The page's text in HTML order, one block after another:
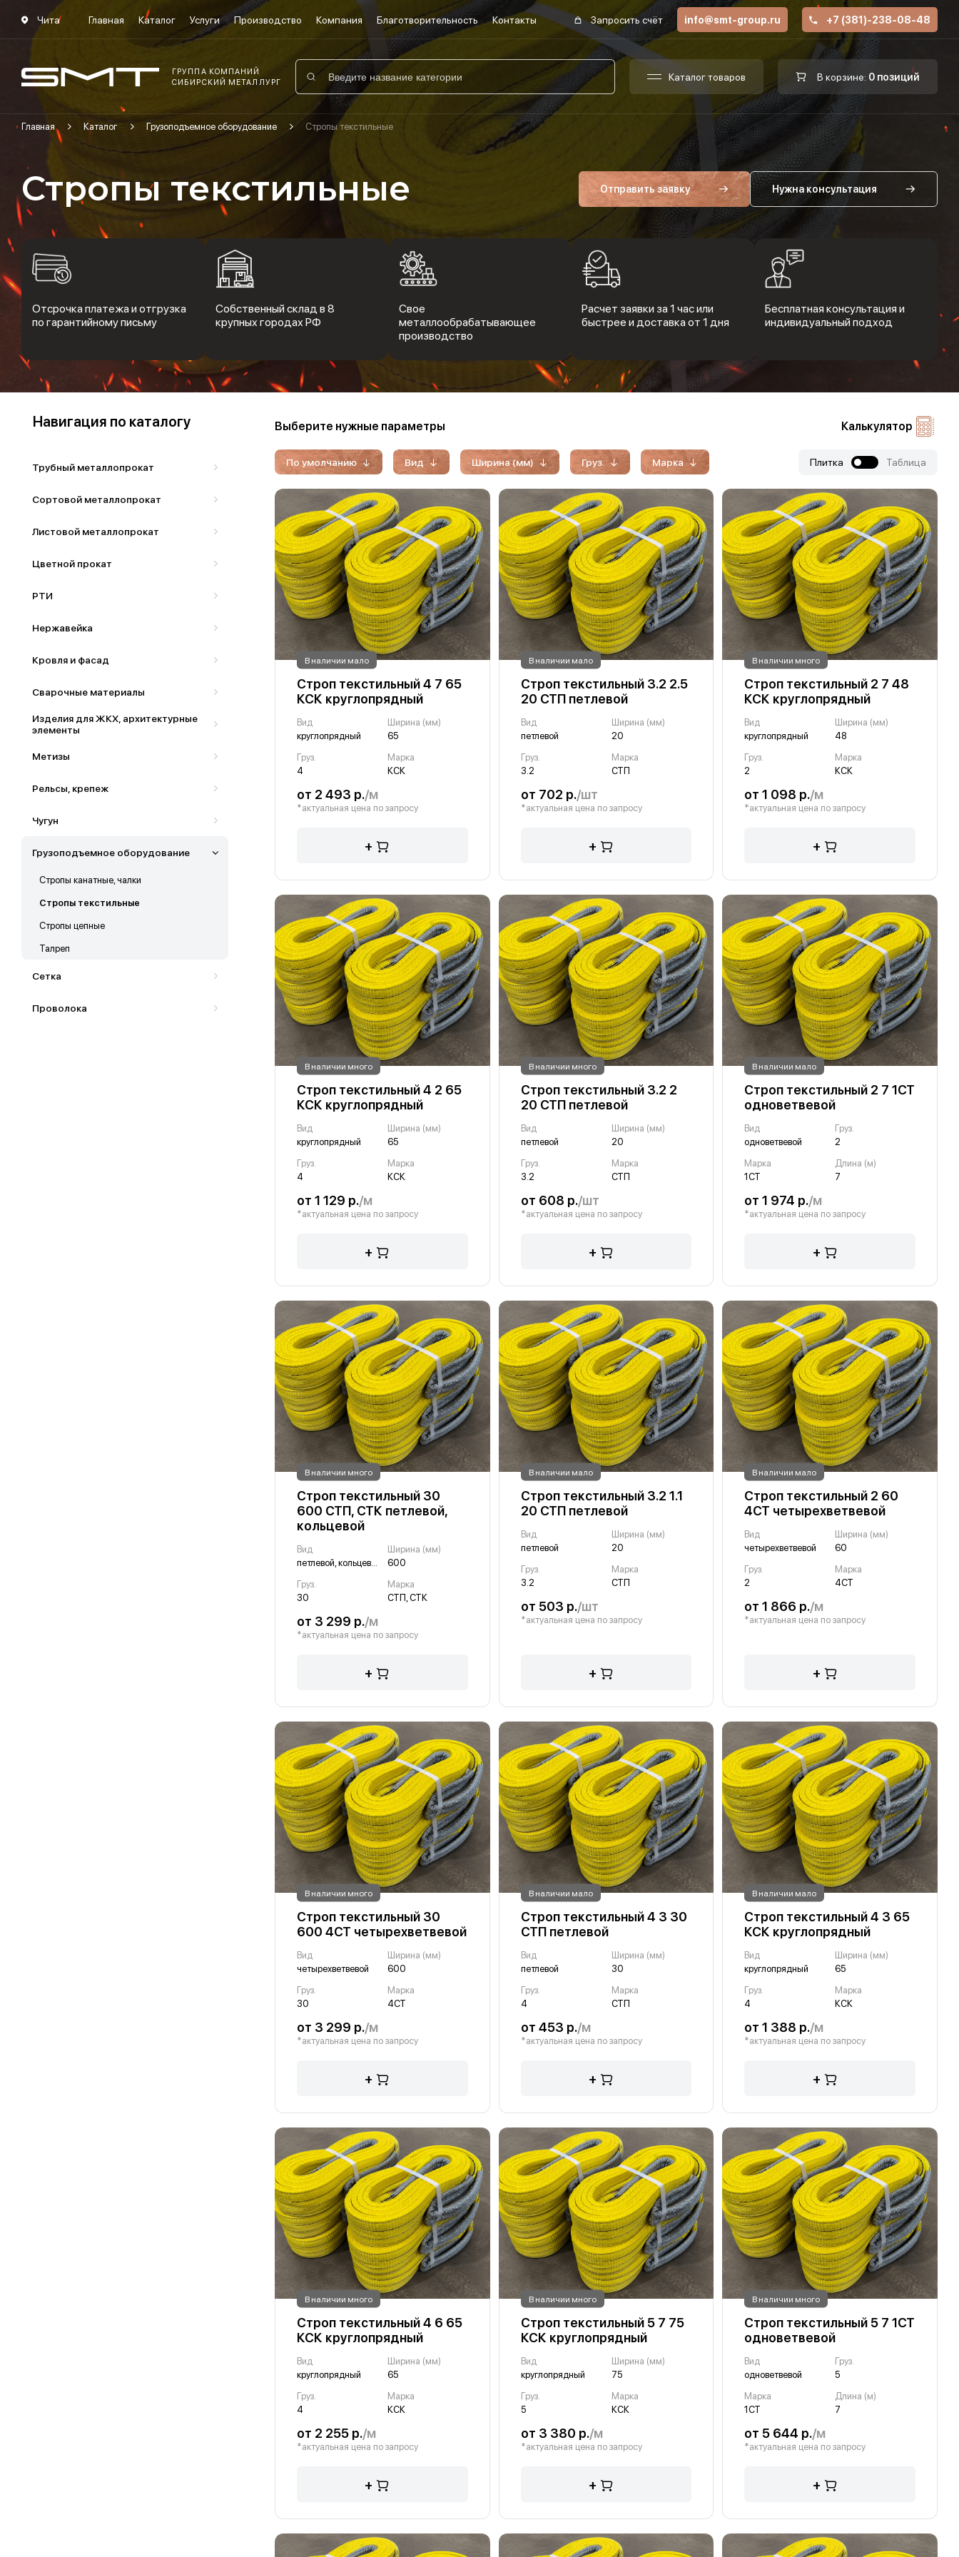
Чита Главная Каталог Услуги Производство Компания Благотворительность Контакты Запросить счёт info@smt-group.ru +7 (381)-238-08-48
ГРУППА КОМПАНИЙ
СИБИРСКИЙ МЕТАЛЛУРГ
Каталог товаров В корзине: 0 позиций
Главная Каталог Грузоподъемное оборудование Стропы текстильные
Стропы текстильные Отправить заявку Нужна консультация
Отсрочка платежа и отгрузка
по гарантийному письму
Собственный склад в 8
крупных городах РФ
Свое
металлообрабатывающее
производство
Расчет заявки за 1 час или
быстрее и доставка от 1 дня
Бесплатная консультация и
индивидуальный подход
Навигация по каталогу
Трубный металлопрокат
Сортовой металлопрокат
Листовой металлопрокат
Цветной прокат
РТИ
Нержавейка
Кровля и фасад
Сварочные материалы
Изделия для ЖКХ, архитектурные
элементы
Метизы
Рельсы, крепеж
Чугун
Грузоподъемное оборудование
Стропы канатные, чалки
Стропы текстильные
Стропы цепные
Талреп
Сетка
Проволока
Выберите нужные параметры Калькулятор
По умолчанию Вид Ширина (мм) Груз. Марка Плитка Таблица
В наличии мало
Строп текстильный 4 7 65
КСК круглопрядный
Вид
круглопрядный
Ширина (мм)
65
Груз.
4
Марка
КСК
от 2 493 р./м
*актуальная цена по запросу
+
В наличии мало
Строп текстильный 3.2 2.5
20 СТП петлевой
Вид
петлевой
Ширина (мм)
20
Груз.
3.2
Марка
СТП
от 702 р./шт
*актуальная цена по запросу
+
В наличии много
Строп текстильный 2 7 48
КСК круглопрядный
Вид
круглопрядный
Ширина (мм)
48
Груз.
2
Марка
КСК
от 1 098 р./м
*актуальная цена по запросу
+
В наличии много
Строп текстильный 4 2 65
КСК круглопрядный
Вид
круглопрядный
Ширина (мм)
65
Груз.
4
Марка
КСК
от 1 129 р./м
*актуальная цена по запросу
+
В наличии много
Строп текстильный 3.2 2
20 СТП петлевой
Вид
петлевой
Ширина (мм)
20
Груз.
3.2
Марка
СТП
от 608 р./шт
*актуальная цена по запросу
+
В наличии мало
Строп текстильный 2 7 1СТ
одноветвевой
Вид
одноветвевой
Груз.
2
Марка
1СТ
Длина (м)
7
от 1 974 р./м
*актуальная цена по запросу
+
В наличии много
Строп текстильный 30
600 СТП, СТК петлевой,
кольцевой
Вид
петлевой, кольцевой
Ширина (мм)
600
Груз.
30
Марка
СТП, СТК
от 3 299 р./м
*актуальная цена по запросу
+
В наличии мало
Строп текстильный 3.2 1.1
20 СТП петлевой
Вид
петлевой
Ширина (мм)
20
Груз.
3.2
Марка
СТП
от 503 р./шт
*актуальная цена по запросу
+
В наличии мало
Строп текстильный 2 60
4СТ четырехветвевой
Вид
четырехветвевой
Ширина (мм)
60
Груз.
2
Марка
4СТ
от 1 866 р./м
*актуальная цена по запросу
+
В наличии много
Строп текстильный 30
600 4СТ четырехветвевой
Вид
четырехветвевой
Ширина (мм)
600
Груз.
30
Марка
4СТ
от 3 299 р./м
*актуальная цена по запросу
+
В наличии мало
Строп текстильный 4 3 30
СТП петлевой
Вид
петлевой
Ширина (мм)
30
Груз.
4
Марка
СТП
от 453 р./м
*актуальная цена по запросу
+
В наличии мало
Строп текстильный 4 3 65
КСК круглопрядный
Вид
круглопрядный
Ширина (мм)
65
Груз.
4
Марка
КСК
от 1 388 р./м
*актуальная цена по запросу
+
В наличии много
Строп текстильный 4 6 65
КСК круглопрядный
Вид
круглопрядный
Ширина (мм)
65
Груз.
4
Марка
КСК
от 2 255 р./м
*актуальная цена по запросу
+
В наличии много
Строп текстильный 5 7 75
КСК круглопрядный
Вид
круглопрядный
Ширина (мм)
75
Груз.
5
Марка
КСК
от 3 380 р./м
*актуальная цена по запросу
+
В наличии много
Строп текстильный 5 7 1СТ
одноветвевой
Вид
одноветвевой
Груз.
5
Марка
1СТ
Длина (м)
7
от 5 644 р./м
*актуальная цена по запросу
+